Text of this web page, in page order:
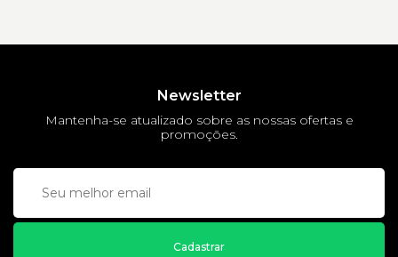
Newsletter
Mantenha-se atualizado sobre as nossas ofertas e
promoções.
Cadastrar